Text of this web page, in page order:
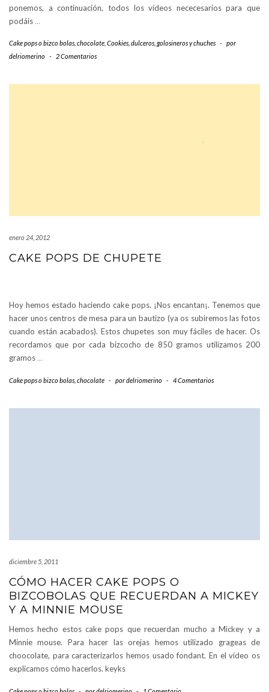
ponemos, a continuación, todos los vídeos nececesarios para que
podáis …
Cake pops o bizco bolas chocolate Cookies dulceros, golosineros y chuches -
por
delriomerino - 2 Comentarios
enero 24, 2012
CAKE POPS DE CHUPETE
Hoy hemos estado haciendo cake pops. ¡Nos encantan¡. Tenemos que
hacer unos centros de mesa para un bautizo (ya os subiremos las fotos
cuando están acabados). Estos chupetes son muy fáciles de hacer. Os
recordamos que por cada bizcocho de 850 gramos utilizamos 200
gramos …
Cake pops o bizco bolas chocolate - pordelriomerino - 4 Comentarios
diciembre 5, 2011
CÓMO HACER CAKE POPS O
BIZCOBOLAS QUE RECUERDAN A MICKEY
Y A MINNIE MOUSE
Hemos hecho estos cake pops que recuerdan mucho a Mickey y a
Minnie mouse. Para hacer las orejas hemos utilizado grageas de
choocolate, para caracterizarlos hemos usado fondant. En el vídeo os
explicamos cómo hacerlos. keyks